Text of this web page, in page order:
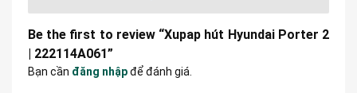
Be the first to review “Xupap hút Hyundai Porter 2
| 222114A061”
Bạn cần đăng nhậpđể đánh giá.